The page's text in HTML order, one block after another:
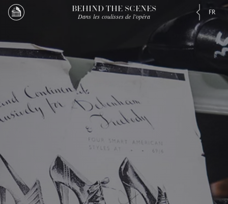
BEHIND THE SCENES
Dans les coulisses de l’opéra
FR